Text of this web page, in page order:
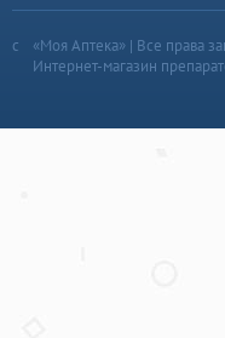
«Моя Аптека» | Все права
Интернет-магазин